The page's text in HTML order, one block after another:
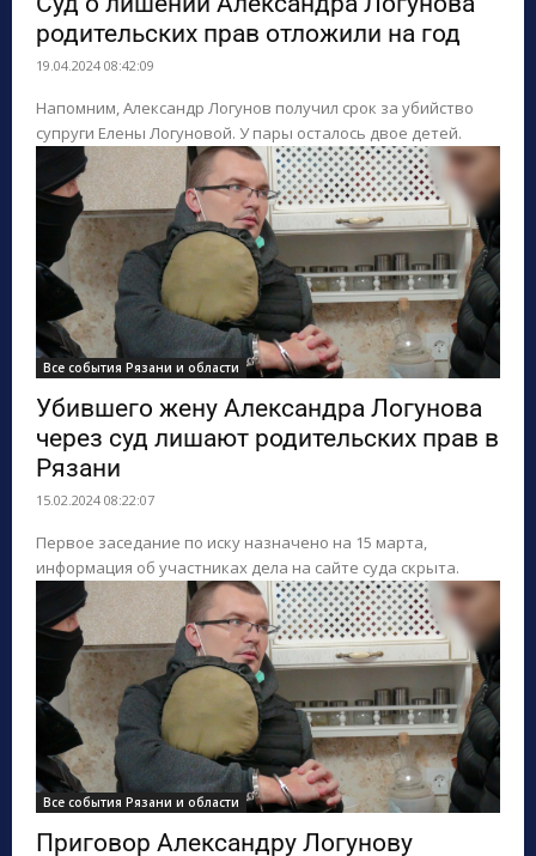
ПОИСК ПО САЙТУ
родительских прав отложили на год
19.04.2024 08:42:09
Напомним, Александр Логунов получил срок за убийство
супруги Елены Логуновой. У пары осталось двое детей.
Все события Рязани и области
Убившего жену Александра Логунова
через суд лишают родительских прав в
Рязани
15.02.2024 08:22:07
Первое заседание по иску назначено на 15 марта,
информация об участниках дела на сайте суда скрыта.
Все события Рязани и области
Приговор Александру Логунову